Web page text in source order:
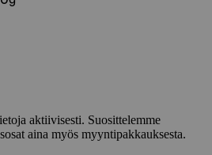
aktiivisesti. Suosittelemme
aina myös myyntipakkauksesta.